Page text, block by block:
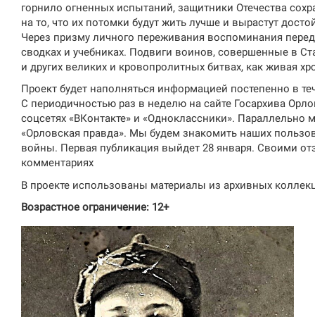
горнило огненных испытаний, защитники Отечества
на то, что их потомки будут жить лучше и вырастут
Через призму личного переживания воспоминания
сводках и учебниках. Подвиги воинов, совершенные в
и других великих и кровопролитных битвах, как живая
Проект будет наполняться информацией постепенно в
С периодичностью раз в неделю на сайте Госархива
соцсетях «ВКонтакте» и «Одноклассники». Параллельно
«Орловская правда». Мы будем знакомить наших
войны. Первая публикация выйдет 28 января. Своими
комментариях
В проекте использованы материалы из архивных
Возрастное ограничение: 12+